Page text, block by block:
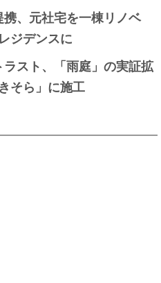
、元社宅を一棟リノベ
ジデンスに
スト、「雨庭」の実証拡
そら」に施工